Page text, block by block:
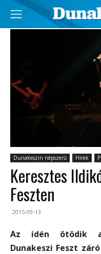
Dunakeszin népszerű Hírek
Keresztes
Feszten
2015-09-13
Az idén ötödik
Dunakeszi Feszt